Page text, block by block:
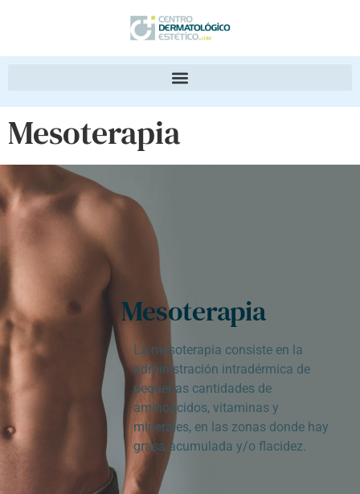
Mesoterapia
Mesoterapia
La mesoterapia consiste en la
administración intradérmica de
pequeñas cantidades de
aminoácidos, vitaminas y
minerales, en las zonas donde hay
grasa acumulada y/o flacidez.